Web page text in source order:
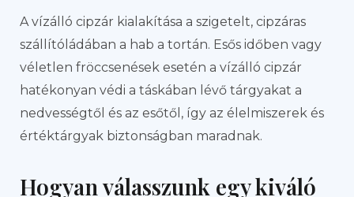
A vízálló cipzár kialakítása a szigetelt, cipzáras
szállítóládában a hab a tortán. Esős időben vagy
véletlen fröccsenések esetén a vízálló cipzár
hatékonyan védi a táskában lévő tárgyakat a
nedvességtől és az esőtől, így az élelmiszerek és
értéktárgyak biztonságban maradnak.
Hogyan válasszunk egy kiváló